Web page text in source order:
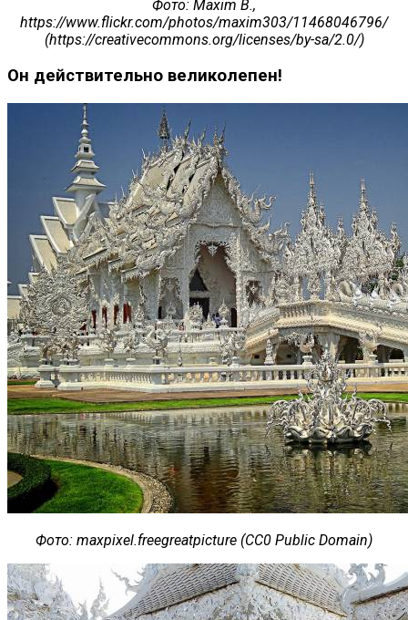
Фото: Maxim B.,
https://www.flickr.com/photos/maxim303/11468046796/
(https://creativecommons.org/licenses/by-sa/2.0/)
Он действительно великолепен!
Фото: maxpixel.freegreatpicture (CC0 Public Domain)